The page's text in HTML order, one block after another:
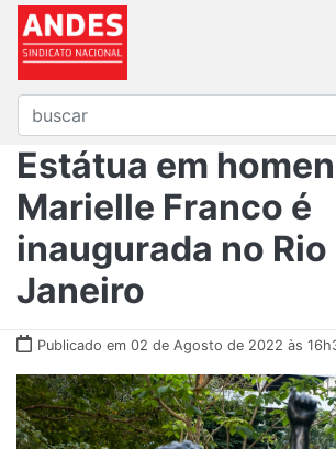
Estátua em
Marielle Franco é
inaugurada no Rio
Janeiro
Publicado em 02 de Agosto de 2022 às